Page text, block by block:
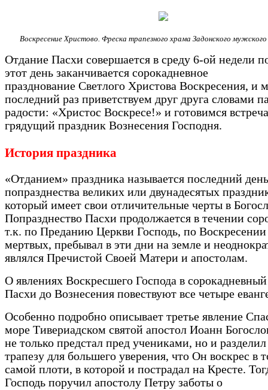
Воскресение Христово. Фреска трапезного храма Задонского
Отдание Пасхи совершается в среду 6-ой недели
этот день заканчивается сорокадневное
празднование Светлого Христова Воскресения, и
последний раз приветствуем друг друга словами
радости: «Христос Воскресе!» и готовимся
грядущий праздник Вознесения Господня.
История праздника
«Отданием» праздника называется последний день
попразднества великих или двунадесятых
который имеет свои отличительные черты в
Попразднество Пасхи продолжается в течении
т.к. по Преданию Церкви Господь, по
мертвых, пребывал в эти дни на земле и
являлся Пречистой Своей Матери и апостолам.
О явлениях Воскресшего Господа в
Пасхи до Вознесения повествуют все четыре
Особенно подробно описывает третье явление
море Тивериадском святой апостол Иоанн
не только предстал пред учениками, но и
трапезу для большего уверения, что Он воскрес в
самой плоти, в которой и пострадал на Кресте.
Господь поручил апостолу Петру заботы о